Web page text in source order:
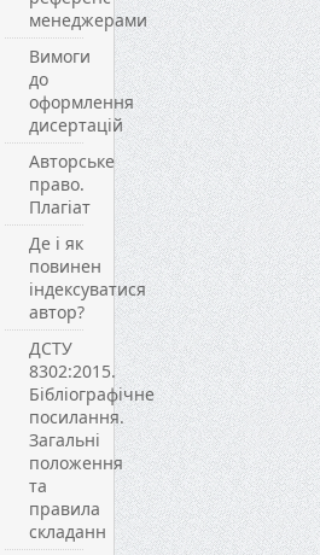
менеджерами
Вимоги
до
оформлення
дисертацій
Авторське
право.
Плагіат
Де і як
повинен
індексуватися
автор?
ДСТУ
8302:2015.
Бібліографічне
посилання.
Загальні
положення
та
правила
складанн